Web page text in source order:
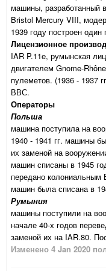
машины, разработанный
Bristol Mercury VIII,
1939 году построен один
Лицензионное
IAR P.11e, румынская
двигателем Gnome-
пулеметов. (1936 - 1937
ВВС.
Операторы
Польша
машина поступила на
1940 - 1941 гг. машины
их заменой на
машин списаны в 1945
передано колониальным
машин была списана в
Румыния
машины поступили на
начале 40-х годов
заменой их на IAR.80.
Изменено 4 Jan 2020